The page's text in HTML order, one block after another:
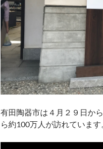
有田陶器市は４月２９日か
ら約100万人が訪れています